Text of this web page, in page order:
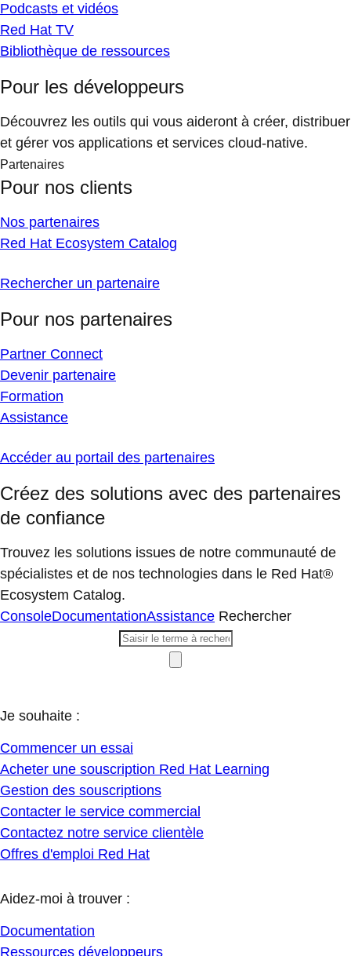
Podcasts et vidéos
Red Hat TV
Bibliothèque de ressources
Pour les développeurs
Découvrez les outils qui vous aideront à créer, distribuer
et gérer vos applications et services cloud-native.
Partenaires
Pour nos clients
Nos partenaires
Red Hat Ecosystem Catalog
Rechercher un partenaire
Pour nos partenaires
Partner Connect
Devenir partenaire
Formation
Assistance
Accéder au portail des partenaires
Créez des solutions avec des partenaires
de confiance
Trouvez les solutions issues de notre communauté de
spécialistes et de nos technologies dans le Red Hat®
Ecosystem Catalog.
ConsoleDocumentationAssistance Rechercher
Je souhaite :
Commencer un essai
Acheter une souscription Red Hat Learning
Gestion des souscriptions
Contacter le service commercial
Contactez notre service clientèle
Offres d'emploi Red Hat
Aidez-moi à trouver :
Documentation
Ressources développeurs